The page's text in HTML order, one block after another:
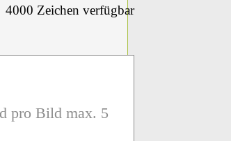
4000 Zeichen verfügbar
pro Bild max. 5